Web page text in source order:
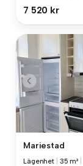
7 520 kr
Mariestad
Lägenhet 35 m²